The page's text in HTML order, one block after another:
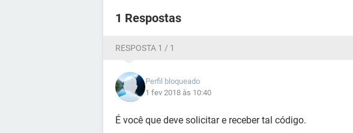
1 Respostas
RESPOSTA 1 / 1
Perfil bloqueado
1 fev 2018 às 10:40
É você que deve solicitar e receber tal código.